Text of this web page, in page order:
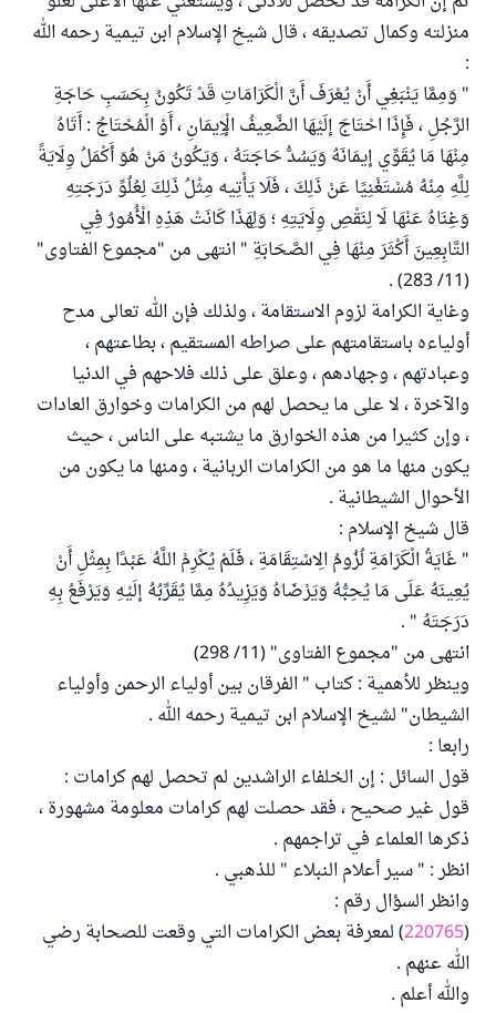
منزلته وكمال تصديقه ، قال شيخ الإسلام ابن تيمية رحمه الله
:
" وَمِمَّا يَنْبَغِي أَنْ يُعْرَفَ أَنَّ الْكَرَامَاتِ قَدْ تَكُونُ بِحَسَبِ حَاجَةِ
الرَّجُلِ ، فَإِذَا احْتَاجَ إلَيْهَا الضَّعِيفُ الْإِيمَانِ ، أَوْ الْمُحْتَاجُ : أَتَاهُ
مِنْهَا مَا يُقَوِّي إيمَانَهُ وَيَسُدُّ حَاجَتَهُ ، وَيَكُونُ مَنْ هُوَ أَكْمَلُ وِلَايَةً
لِلَّهِ مِنْهُ مُسْتَغْنِيًا عَنْ ذَلِكَ ، فَلَا يَأْتِيه مِثْلُ ذَلِكَ لِعُلُوِّ دَرَجَتِهِ
وَغِنَاهُ عَنْهَا لَا لِنَقْصِ وِلَايَتِهِ ؛ وَلِهَذَا كَانَتْ هَذِهِ الْأُمُورُ فِي
التَّابِعِينَ أَكْثَرَ مِنْهَا فِي الصَّحَابَةِ " انتهى من "مجموع الفتاوى"
(11/ 283) .
وغاية الكرامة لزوم الاستقامة ، ولذلك فإن الله تعالى مدح
أولياءه باستقامتهم على صراطه المستقيم ، بطاعتهم ،
وعبادتهم ، وجهادهم ، وعلق على ذلك فلاحهم في الدنيا
والآخرة ، لا على ما يحصل لهم من الكرامات وخوارق العادات
، وإن كثيرا من هذه الخوارق ما يشتبه على الناس ، حيث
يكون منها ما هو من الكرامات الربانية ، ومنها ما يكون من
الأحوال الشيطانية .
قال شيخ الإسلام :
" غَايَةُ الْكَرَامَةِ لُزُومُ الِاسْتِقَامَةِ ، فَلَمْ يُكْرِمْ اللَّهُ عَبْدًا بِمِثْلِ أَنْ
يُعِينَهُ عَلَى مَا يُحِبُّهُ وَيَرْضَاهُ وَيَزِيدُهُ مِمَّا يُقَرِّبُهُ إلَيْهِ وَيَرْفَعُ بِهِ
دَرَجَتَهُ " .
انتهى من "مجموع الفتاوى" (11/ 298)
وينظر للأهمية : كتاب " الفرقان بين أولياء الرحمن وأولياء
الشيطان" لشيخ الإسلام ابن تيمية رحمه الله .
رابعا :
قول السائل : إن الخلفاء الراشدين لم تحصل لهم كرامات :
قول غير صحيح ، فقد حصلت لهم كرامات معلومة مشهورة ،
ذكرها العلماء في تراجمهم .
انظر : " سير أعلام النبلاء " للذهبي .
وانظر السؤال رقم :
(
220765) لمعرفة بعض الكرامات التي وقعت للصحابة رضي
الله عنهم .
والله أعلم .